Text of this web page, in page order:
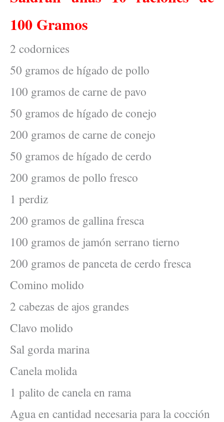
100 Gramos
2 codornices
50 gramos de hígado de pollo
100 gramos de carne de pavo
50 gramos de hígado de conejo
200 gramos de carne de conejo
50 gramos de hígado de cerdo
200 gramos de pollo fresco
1 perdiz
200 gramos de gallina fresca
100 gramos de jamón serrano tierno
200 gramos de panceta de cerdo fresca
Comino molido
2 cabezas de ajos grandes
Clavo molido
Sal gorda marina
Canela molida
1 palito de canela en rama
Agua en cantidad necesaria para la cocción